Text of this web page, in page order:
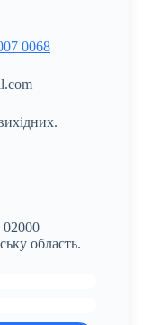
0068
02000
область.